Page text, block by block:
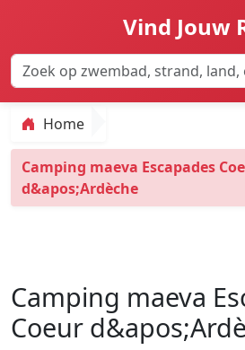
Vind Jouw
Home
Camping maeva Escapades
d&apos;Ardèche
Camping maeva
Coeur